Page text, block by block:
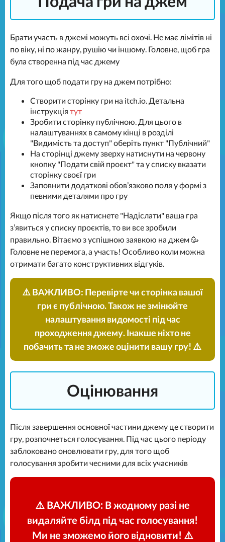
Брати участь в джемі можуть всі охочі. Не має лімітів ні
по віку, ні по жанру, рушію чи іншому. Головне, щоб гра
була створенна під час джему
Для того щоб подати гру на джем потрібно:
Створити сторінку гри на itch.io. Детальна
інструкція тут
Зробити сторінку публічною. Для цього в
налаштуваннях в самому кінці в розділі
"Видимість та доступ" оберіть пункт "Публічний"
На сторінці джему зверху натиснути на червону
кнопку "Подати свій проєкт" та у списку вказати
сторінку своєї гри
Заповнити додаткові обовʼязково поля у формі з
певними деталями про гру
Якщо після того як натиснете "Надіслати" ваша гра
зʼявиться у списку проєктів, то ви все зробили
правильно. Вітаємо з успішною заявкою на джем 🥳
Головне не перемога, а участь! Особливо коли можна
отримати багато конструктивних відгуків.
⚠️ ВАЖЛИВО: Перевірте чи сторінка вашої
гри є публічною. Також не змінюйте
налаштування видомості під час
проходження джему. Інакше ніхто не
побачить та не зможе оцінити вашу гру! ⚠️
Оцінювання
Після завершення основної частини джему це створити
гру, розпочнеться голосування. Під час цього періоду
заблоковано оновлювати гру, для того щоб
голосування зробити чесними для всіх учасників
⚠️ ВАЖЛИВО: В жодному разі не
видаляйте білд під час голосування!
Ми не зможемо його відновити! ⚠️